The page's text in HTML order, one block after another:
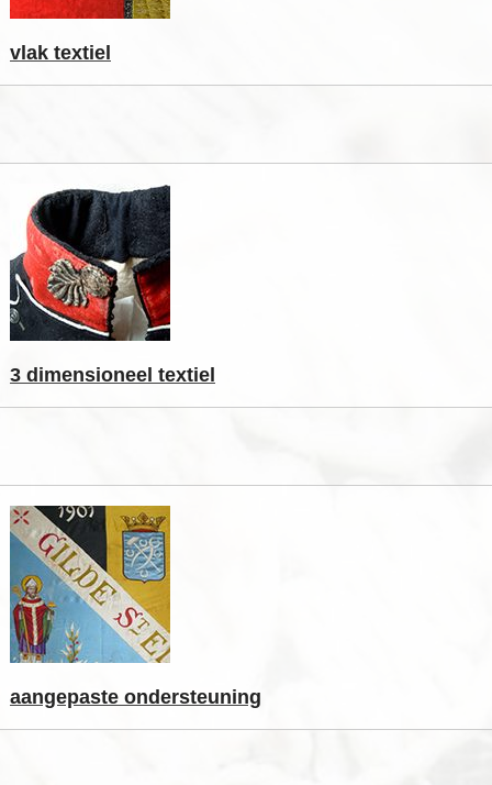
vlak textiel
3 dimensioneel textiel
aangepaste ondersteuning